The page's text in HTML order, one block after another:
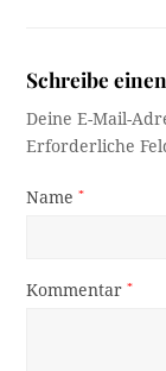
Schreibe
Deine E-Mail-
Erforderliche
Name*
Kommentar*